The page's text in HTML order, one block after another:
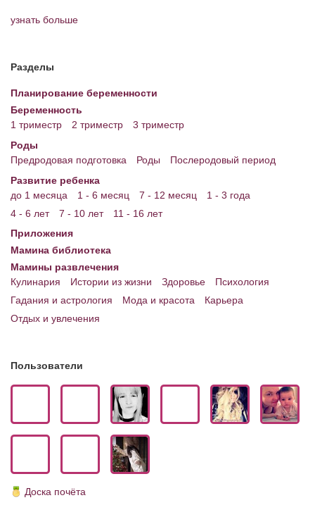
узнать больше
Разделы
Планирование беременности
Беременность
1 триместр
2 триместр
3 триместр
Роды
Предродовая подготовка
Роды
Послеродовый период
Развитие ребенка
до 1 месяца
1 - 6 месяц 7 - 12 месяц
1 - 3 года
4 - 6 лет
7 - 10 лет
11 - 16 лет
Приложения
Мамина библиотека
Мамины развлечения
Кулинария
Истории из жизни Здоровье
Психология
Гадания и астрология
Мода и красота
Карьера
Отдых и увлечения
Пользователи
Доска почёта